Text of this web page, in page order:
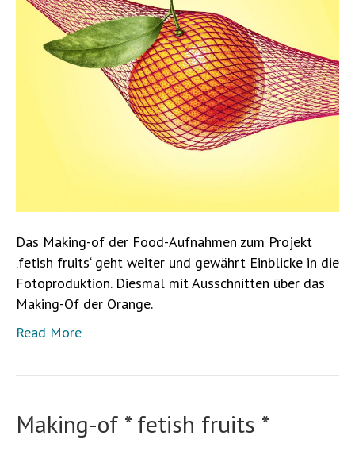
Das Making-of der Food-Aufnahmen zum Projekt
‚fetish fruits‘ geht weiter und gewährt Einblicke in die
Fotoproduktion. Diesmal mit Ausschnitten über das
Making-Of der Orange.
Read More
Making-of * fetish fruits *